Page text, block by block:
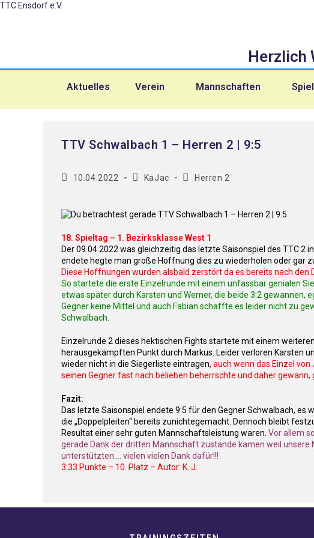
TTC Ensdorf e.V.
Herzlich
Aktuelles Verein Mannschaften
TTV Schwalbach 1 – Herren 2 | 9:5
10.04.2022 KaJac Herren 2
18. Spieltag – 1. Bezirksklasse West 1
Der 09.04.2022 was gleichzeitig das letzte Saisonspiel des TTC 2
endete hegte man große Hoffnung dies zu wiederholen oder gar
Diese Hoffnungen wurden alsbald zerstört da es bereits nach den
So startete die erste Einzelrunde mit einem unfassbar genialen
etwas später durch Karsten und Werner, die beide 3:2 gewannen,
Gegner keine Mittel und auch Fabian schaffte es leider nicht zu
Schwalbach.
Einzelrunde 2 dieses hektischen Fights startete mit einem
herausgekämpften Punkt durch Markus. Leider verloren Karsten
wieder nicht in die Siegerliste eintragen, auch wenn das Einzel
seinen Gegner fast nach belieben beherrschte und daher gewann,
Fazit:
Das letzte Saisonspiel endete 9:5 für den Gegner Schwalbach,
die „Doppelpleiten“ bereits zunichtegemacht. Dennoch bleibt
Resultat einer sehr guten Mannschaftsleistung waren. Vor allem
gerade Dank der dritten Mannschaft zustande kamen weil
unterstützten…. vielen vielen Dank dafür!!!
3:33 Punkte – 10. Platz – Autor: K. J.